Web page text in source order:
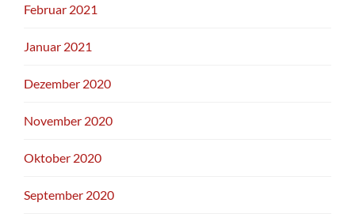
Februar 2021
Januar 2021
Dezember 2020
November 2020
Oktober 2020
September 2020